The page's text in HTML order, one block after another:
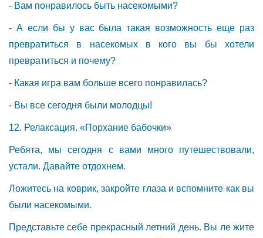
- Вам понравилось быть насекомыми?
- А если бы у вас была такая возможность еще раз
превратиться в насекомых в кого вы бы хотели
превратиться и почему?
- Какая игра вам больше всего понравилась?
- Вы все сегодня были молодцы!
12. Релаксация. «Порхание бабочки»
Ребята, мы сегодня с вами много путешествовали,
устали. Давайте отдохнем.
Ложитесь на коврик, закройте глаза и вспомните как вы
были насекомыми.
Представьте себе прекрасный летний день. Вы ле жите